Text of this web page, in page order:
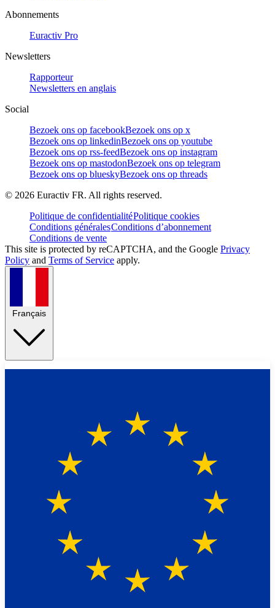
Abonnements
Euractiv Pro
Newsletters
Rapporteur
Newsletters en anglais
Social
Bezoek ons op facebookBezoek ons op x
Bezoek ons op linkedinBezoek ons op youtube
Bezoek ons op rss-feedBezoek ons op instagram
Bezoek ons op mastodonBezoek ons op telegram
Bezoek ons op blueskyBezoek ons op threads
© 2026 Euractiv FR. All rights reserved.
Politique de confidentialitéPolitique cookies
Conditions généralesConditions d’abonnement
Conditions de vente
This site is protected by reCAPTCHA, and the Google Privacy
Policy and Terms of Service apply.
Français